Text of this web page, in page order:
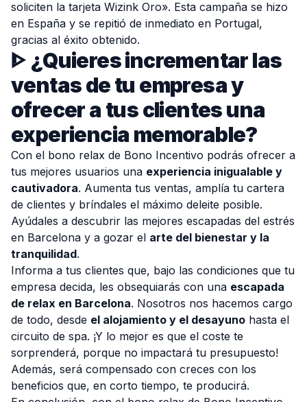
soliciten la tarjeta Wizink Oro». Esta campaña se hizo
en España y se repitió de inmediato en Portugal,
gracias al éxito obtenido.
ᐈ ¿Quieres incrementar las
ventas de tu empresa y
ofrecer a tus clientes una
experiencia memorable?
Con el bono relax de Bono Incentivo podrás ofrecer a
tus mejores usuarios una experiencia inigualable y
cautivadora. Aumenta tus ventas, amplía tu cartera
de clientes y bríndales el máximo deleite posible.
Ayúdales a descubrir las mejores escapadas del estrés
en Barcelona y a gozar el arte del bienestar y la
tranquilidad.
Informa a tus clientes que, bajo las condiciones que tu
empresa decida, les obsequiarás con una escapada
de relax en Barcelona. Nosotros nos hacemos cargo
de todo, desde el alojamiento y el desayuno hasta el
circuito de spa. ¡Y lo mejor es que el coste te
sorprenderá, porque no impactará tu presupuesto!
Además, será compensado con creces con los
beneficios que, en corto tiempo, te producirá.